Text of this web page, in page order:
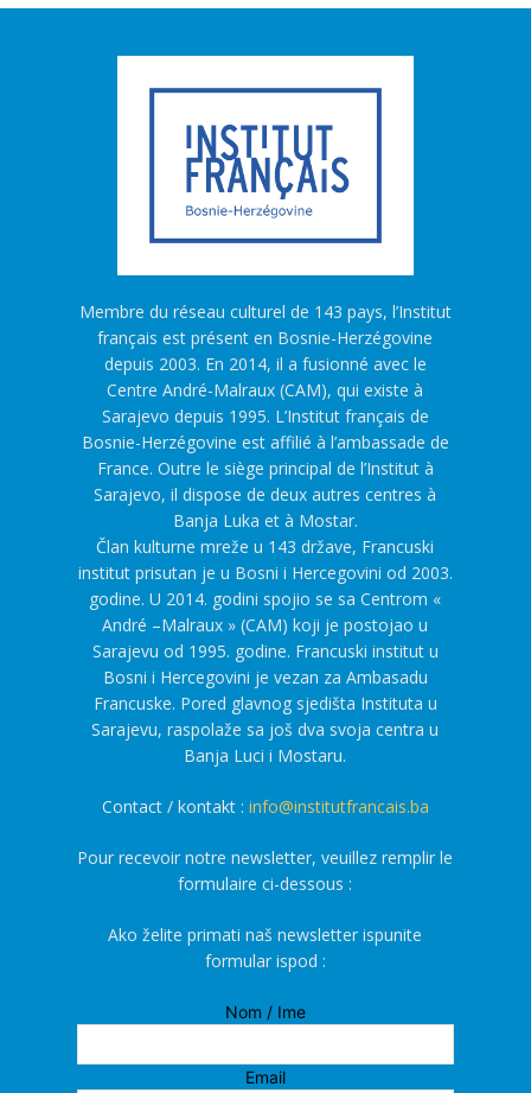
Membre du réseau culturel de 143 pays, l’Institut
français est présent en Bosnie-Herzégovine
depuis 2003. En 2014, il a fusionné avec le
Centre André-Malraux (CAM), qui existe à
Sarajevo depuis 1995. L’Institut français de
Bosnie-Herzégovine est affilié à l’ambassade de
France. Outre le siège principal de l’Institut à
Sarajevo, il dispose de deux autres centres à
Banja Luka et à Mostar.
Član kulturne mreže u 143 države, Francuski
institut prisutan je u Bosni i Hercegovini od 2003.
godine. U 2014. godini spojio se sa Centrom «
André –Malraux » (CAM) koji je postojao u
Sarajevu od 1995. godine. Francuski institut u
Bosni i Hercegovini je vezan za Ambasadu
Francuske. Pored glavnog sjedišta Instituta u
Sarajevu, raspolaže sa još dva svoja centra u
Banja Luci i Mostaru.
Contact / kontakt : info@institutfrancais.ba
Pour recevoir notre newsletter, veuillez remplir le
formulaire ci-dessous :
Ako želite primati naš newsletter ispunite
formular ispod :
Nom / Ime
Email